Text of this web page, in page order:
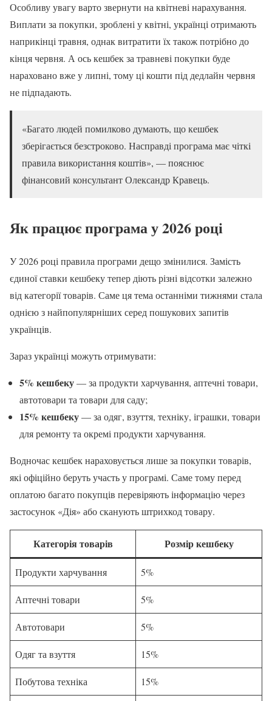
Особливу увагу варто звернути на квітневі нарахування.
Виплати за покупки, зроблені у квітні, українці отримають
наприкінці травня, однак витратити їх також потрібно до
кінця червня. А ось кешбек за травневі покупки буде
нараховано вже у липні, тому ці кошти під дедлайн червня
не підпадають.
«Багато людей помилково думають, що кешбек
зберігається безстроково. Насправді програма має чіткі
правила використання коштів», — пояснює
фінансовий консультант Олександр Кравець.
Як працює програма у 2026 році
У 2026 році правила програми дещо змінилися. Замість
єдиної ставки кешбеку тепер діють різні відсотки залежно
від категорії товарів. Саме ця тема останніми тижнями стала
однією з найпопулярніших серед пошукових запитів
українців.
Зараз українці можуть отримувати:
5% кешбеку— за продукти харчування, аптечні товари,
автотовари та товари для саду;
15% кешбеку— за одяг, взуття, техніку, іграшки, товари
для ремонту та окремі продукти харчування.
Водночас кешбек нараховується лише за покупки товарів,
які офіційно беруть участь у програмі. Саме тому перед
оплатою багато покупців перевіряють інформацію через
застосунок «Дія» або сканують штрихкод товару.
Категорія товарів Розмір кешбеку
Продукти харчування 5%
Аптечні товари 5%
Автотовари 5%
Одяг та взуття 15%
Побутова техніка 15%